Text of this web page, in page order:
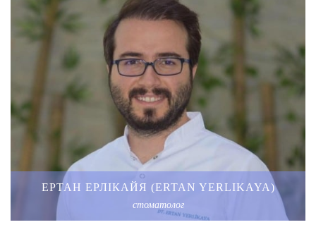
ЕРТАН ЕРЛІКАЙЯ (ERTAN YERLIKAYA)
стоматолог